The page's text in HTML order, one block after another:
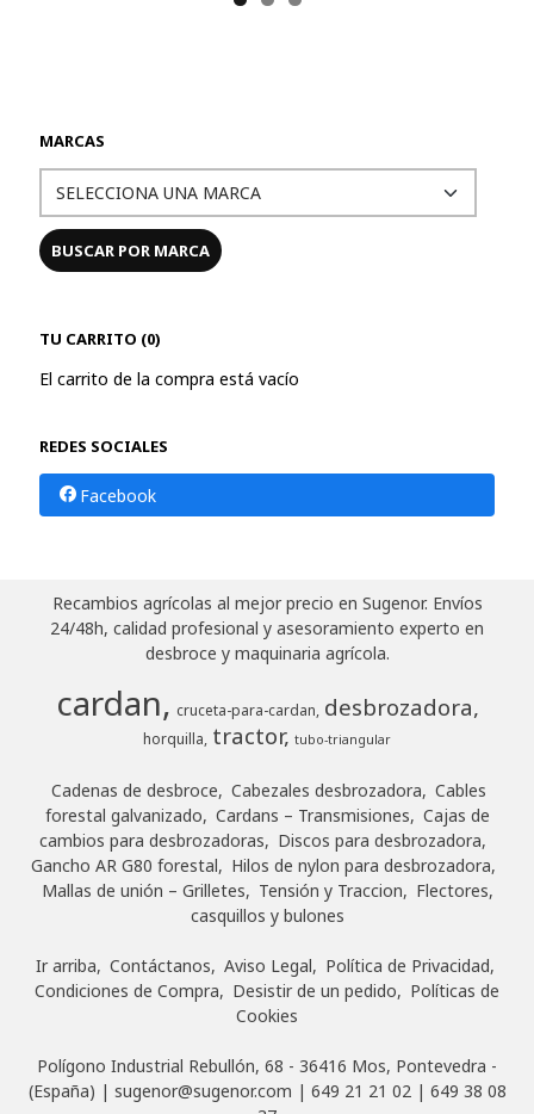
MARCAS
TU CARRITO (0)
El carrito de la compra está vacío
REDES SOCIALES
Facebook
Recambios agrícolas al mejor precio en Sugenor. Envíos
24/48h, calidad profesional y asesoramiento experto en
desbroce y maquinaria agrícola.
cardan cruceta-para-cardan desbrozadora
horquilla tractor tubo-triangular
Cadenas de desbroce Cabezales desbrozadora
Cables
forestal galvanizado
Cardans – Transmisiones
Cajas de
cambios para desbrozadoras
Discos para desbrozadora
Gancho AR G80 forestal
Hilos de nylon para desbrozadora
Mallas de unión – Grilletes
Tensión y Traccion
Flectores,
casquillos y bulones
Ir arriba Contáctanos Aviso Legal
Política de Privacidad
Condiciones de Compra
Desistir de un pedido
Políticas de
Cookies
Polígono Industrial Rebullón, 68 - 36416 Mos, Pontevedra -
(España) | sugenor@sugenor.com | 649 21 21 02| 649 38 08